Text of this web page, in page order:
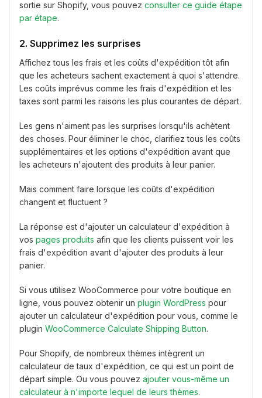
sortie sur Shopify, vous pouvez consulter ce guide étape
par étape.
2. Supprimez les surprises
Affichez tous les frais et les coûts d'expédition tôt afin
que les acheteurs sachent exactement à quoi s'attendre.
Les coûts imprévus comme les frais d'expédition et les
taxes sont parmi les raisons les plus courantes de départ.
Les gens n'aiment pas les surprises lorsqu'ils achètent
des choses. Pour éliminer le choc, clarifiez tous les coûts
supplémentaires et les options d'expédition avant que
les acheteurs n'ajoutent des produits à leur panier.
Mais comment faire lorsque les coûts d'expédition
changent et fluctuent ?
La réponse est d'ajouter un calculateur d'expédition à
vos pages produits afin que les clients puissent voir les
frais d'expédition avant d'ajouter des produits à leur
panier.
Si vous utilisez WooCommerce pour votre boutique en
ligne, vous pouvez obtenir un plugin WordPress pour
ajouter un calculateur d'expédition pour vous, comme le
plugin WooCommerce Calculate Shipping Button.
Pour Shopify, de nombreux thèmes intègrent un
calculateur de taux d'expédition, ce qui est un point de
départ simple. Ou vous pouvez ajouter vous-même un
calculateur à n'importe lequel de leurs thèmes.